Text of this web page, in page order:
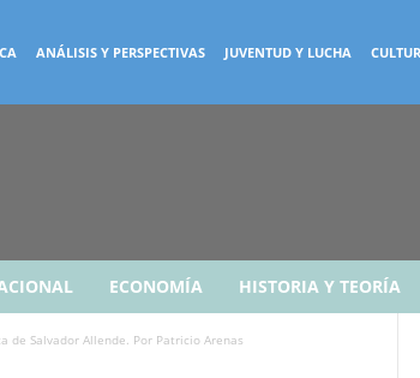
ANÁLISIS Y PERSPECTIVAS JUVENTUD Y LUCHA
ECONOMÍA HISTORIA Y TEORÍA
de Salvador Allende. Por Patricio Arenas